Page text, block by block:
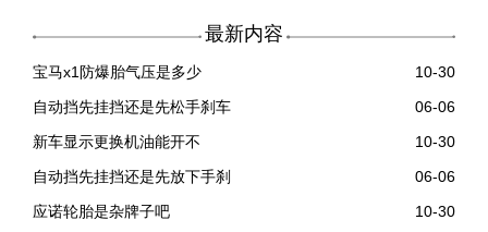
最新内容
宝马x1防爆胎气压是多少
10-30
自动挡先挂挡还是先松手刹车
06-06
新车显示更换机油能开不
10-30
自动挡先挂挡还是先放下手刹
06-06
应诺轮胎是杂牌子吧
10-30